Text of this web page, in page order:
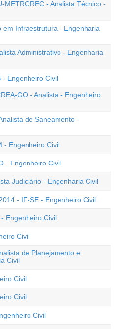
METROREC - Analista Técnico -
em Infraestrutura - Engenharia
Administrativo - Engenharia
- Engenheiro Civil
GO - Analista - Engenheiro
de Saneamento -
- Engenheiro Civil
- Engenheiro Civil
Judiciário - Engenharia Civil
- IF-SE - Engenheiro Civil
Engenheiro Civil
Civil
de Planejamento e
Civil
Civil
Civil
Civil